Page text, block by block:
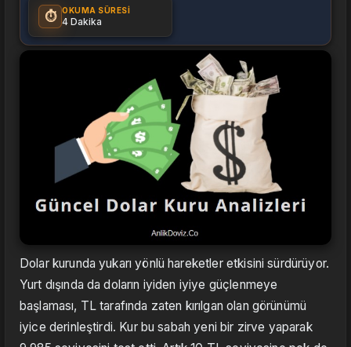
⏱️ OKUMA SÜRESI
4 Dakika
Dolar kurunda yukarı yönlü hareketler etkisini sürdürüyor.
Yurt dışında da doların iyiden iyiye güçlenmeye
başlaması, TL tarafında zaten kırılgan olan görünümü
iyice derinleştirdi. Kur bu sabah yeni bir zirve yaparak